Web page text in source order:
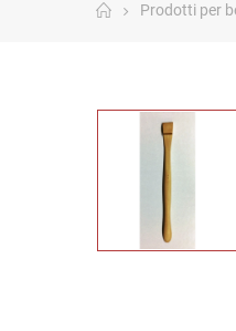
Prodotti per